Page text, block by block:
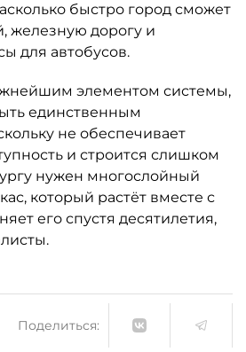
быстро город сможет
железную дорогу и
для автобусов.
элементом системы,
единственным
не обеспечивает
и строится слишком
нужен многослойный
который растёт вместе с
его спустя десятилетия,
Поделиться: